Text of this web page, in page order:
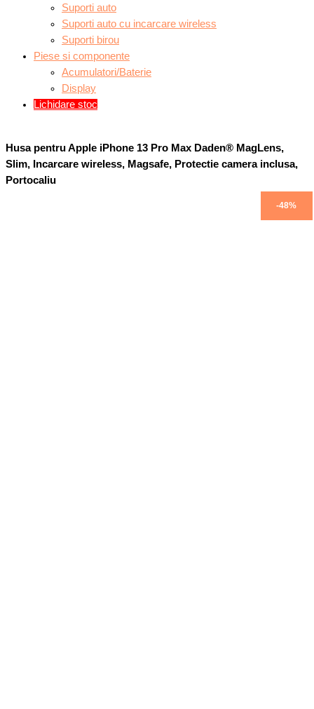
Suporti auto
Suporti auto cu incarcare wireless
Suporti birou
Piese si componente
Acumulatori/Baterie
Display
Lichidare stoc
Husa pentru Apple iPhone 13 Pro Max Daden® MagLens,
Slim, Incarcare wireless, Magsafe, Protectie camera inclusa,
Portocaliu
-26%
-48%